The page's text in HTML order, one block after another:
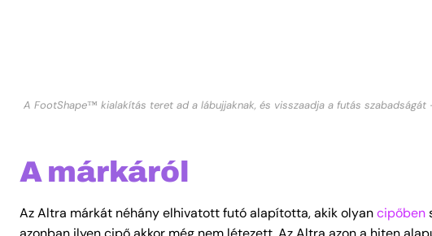
A FootShape™ kialakítás teret ad a lábujjaknak, és visszaadja a futás szabadságát
A márkáról
Az Altra márkát néhány elhivatott futó alapította, akik olyan cipőben